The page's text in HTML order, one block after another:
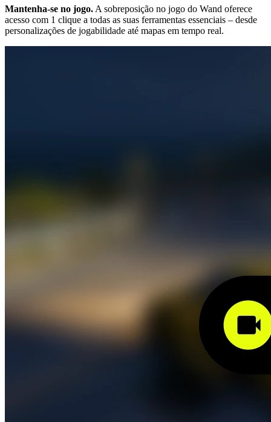
Mantenha-se no jogo. A sobreposição no jogo do Wand oferece
acesso com 1 clique a todas as suas ferramentas essenciais – desde
personalizações de jogabilidade até mapas em tempo real.